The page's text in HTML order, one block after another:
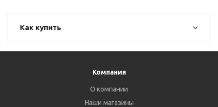
Как купить
Компания
О компании
Наши магазины